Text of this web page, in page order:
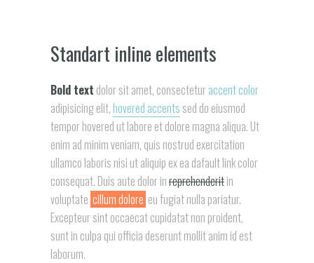
Standart inline elements
Bold text dolor sit amet, consecteturaccent color
adipisicing elit,hovered accents sed do eiusmod
tempor hovered ut labore et dolore magna aliqua. Ut
enim ad minim veniam, quis nostrud exercitation
ullamco laboris nisi ut aliquip ex ea dafault link color
consequat. Duis aute dolor inreprehenderitin
voluptate cillum dolore eu fugiat nulla pariatur.
Excepteur sint occaecat cupidatat non proident,
sunt in culpa qui officia deserunt mollit anim id est
laborum.